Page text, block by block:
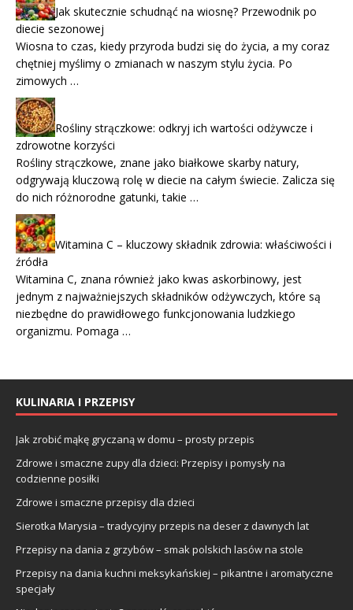
Jak skutecznie schudnąć na wiosnę? Przewodnik po
diecie sezonowej
Wiosna to czas, kiedy przyroda budzi się do życia, a my coraz
chętniej myślimy o zmianach w naszym stylu życia. Po
zimowych …
Rośliny strączkowe: odkryj ich wartości odżywcze i
zdrowotne korzyści
Rośliny strączkowe, znane jako białkowe skarby natury,
odgrywają kluczową rolę w diecie na całym świecie. Zalicza się
do nich różnorodne gatunki, takie …
Witamina C – kluczowy składnik zdrowia: właściwości i
źródła
Witamina C, znana również jako kwas askorbinowy, jest
jednym z najważniejszych składników odżywczych, które są
niezbędne do prawidłowego funkcjonowania ludzkiego
organizmu. Pomaga …
KULINARIA I PRZEPISY
Jak zrobić mąkę gryczaną w domu – prosty przepis
Zdrowe i smaczne zupy dla dzieci: Przepisy i pomysły na
codzienne posiłki
Zdrowe i smaczne przepisy dla dzieci
Sierotka Marysia – tradycyjny przepis na deser z dawnych lat
Przepisy na dania z grzybów – smak polskich lasów na stole
Przepisy na dania kuchni meksykańskiej – pikantne i aromatyczne
specjały